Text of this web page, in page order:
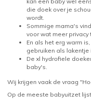
die doek over je
wordt.
Sommige mama's
voor wat meer
En als het erg warm
gebruiken als lakentje
De xl hydrofiele
baby's.
Wij krijgen vaak de vraag
Op de meeste babyuitzet